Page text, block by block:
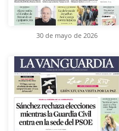
30 de mayo de 2026